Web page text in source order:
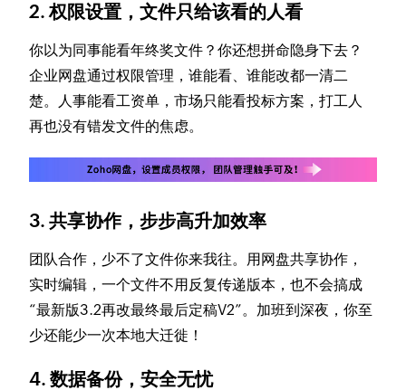
2. 权限设置，文件只给该看的人看
你以为同事能看年终奖文件？你还想拼命隐身下去？
企业网盘通过权限管理，谁能看、谁能改都一清二
楚。人事能看工资单，市场只能看投标方案，打工人
再也没有错发文件的焦虑。
3. 共享协作，步步高升加效率
团队合作，少不了文件你来我往。用网盘共享协作，
实时编辑，一个文件不用反复传递版本，也不会搞成
“最新版3.2再改最终最后定稿V2”。加班到深夜，你至
少还能少一次本地大迁徙！
4. 数据备份，安全无忧